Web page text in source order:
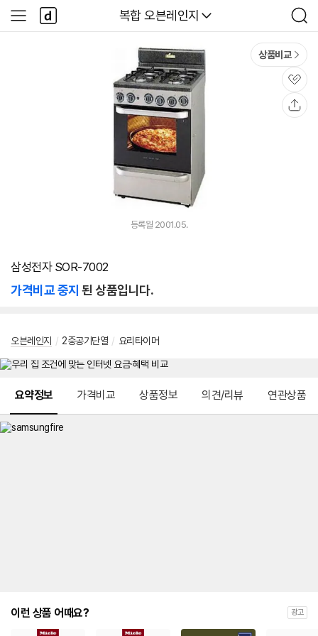
다나와
복합 오븐레인지
검
색
사
이
다
나
와
상품비교
관
심
등록월 2001.05.
삼성전자 SOR-7002
가격비교 중지 된 상품입니다.
오븐레인지 / 2중공기단열 / 요리타이머
요약정보 가격비교 상품정보 의견/리뷰 연관상품
이런 상품 어때요? 광고